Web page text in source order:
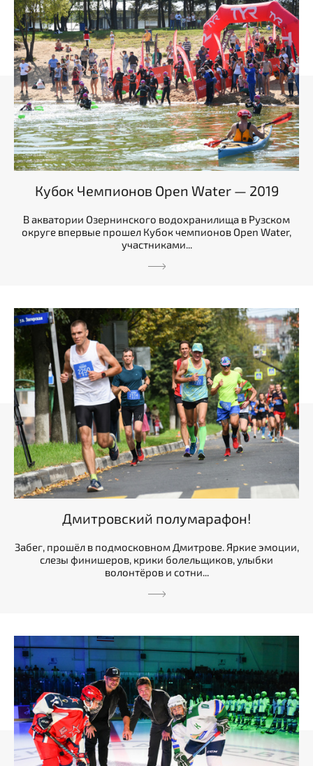
Кубок Чемпионов Open Water — 2019
В акватории Озернинского водохранилища в Рузском
округе впервые прошел Кубок чемпионов Open Water,
участниками...
Дмитровский полумарафон!
Забег, прошёл в подмосковном Дмитрове. Яркие эмоции,
слезы финишеров, крики болельщиков, улыбки
волонтёров и сотни...